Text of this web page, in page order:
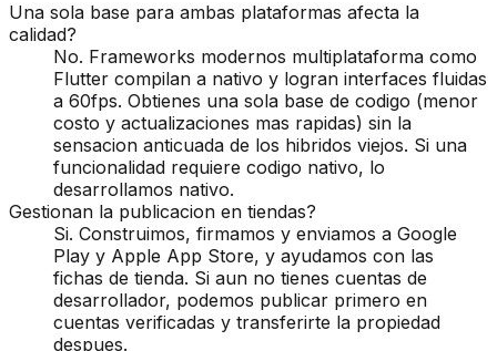
Una sola base para ambas plataformas afecta la
calidad?
No. Frameworks modernos multiplataforma como
Flutter compilan a nativo y logran interfaces fluidas
a 60fps. Obtienes una sola base de codigo (menor
costo y actualizaciones mas rapidas) sin la
sensacion anticuada de los hibridos viejos. Si una
funcionalidad requiere codigo nativo, lo
desarrollamos nativo.
Gestionan la publicacion en tiendas?
Si. Construimos, firmamos y enviamos a Google
Play y Apple App Store, y ayudamos con las
fichas de tienda. Si aun no tienes cuentas de
desarrollador, podemos publicar primero en
cuentas verificadas y transferirte la propiedad
despues.